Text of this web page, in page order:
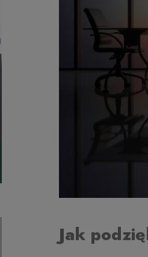
Jak